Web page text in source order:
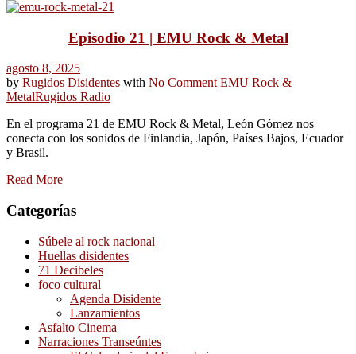
Episodio 21 | EMU Rock & Metal
agosto 8, 2025
by Rugidos Disidentes with No Comment EMU Rock &
MetalRugidos Radio
En el programa 21 de EMU Rock & Metal, León Gómez nos
conecta con los sonidos de Finlandia, Japón, Países Bajos, Ecuador
y Brasil.
Read More
Categorías
Súbele al rock nacional
Huellas disidentes
71 Decibeles
foco cultural
Agenda Disidente
Lanzamientos
Asfalto Cinema
Narraciones Transeúntes